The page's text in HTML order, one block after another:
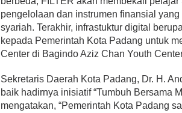
pengelolaan dan instrumen finansial
syariah. Terakhir, infrastuktur digital
kepada Pemerintah Kota Padang untuk
Center di Bagindo Aziz Chan Youth
Sekretaris Daerah Kota Padang, Dr. H.
baik hadirnya inisiatif “Tumbuh Bersama
mengatakan, “Pemerintah Kota Padang